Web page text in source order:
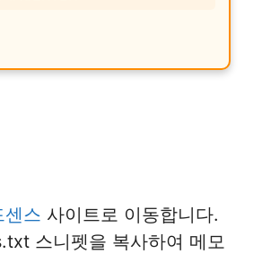
센스 사이트로 이동합니다.
스니펫을 복사하여 메모